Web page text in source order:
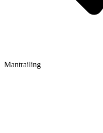
Mantrailing